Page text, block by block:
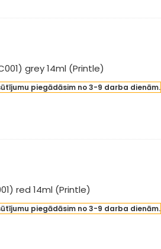
grey 14ml (Printle)
piegādāsim no 3-9 darba dienām.
red 14ml (Printle)
piegādāsim no 3-9 darba dienām.